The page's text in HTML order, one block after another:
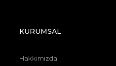
KURUMSAL
Hakkımızda